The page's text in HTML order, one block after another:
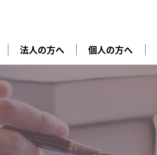
法人の方へ 個人の方へ